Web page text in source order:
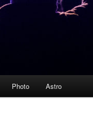
Photo Astro